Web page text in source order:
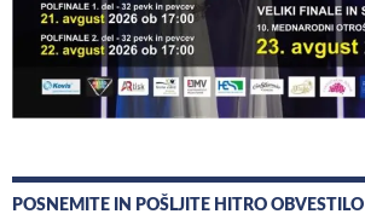
POSNEMITE IN POŠLJITE HITRO OBVESTILO